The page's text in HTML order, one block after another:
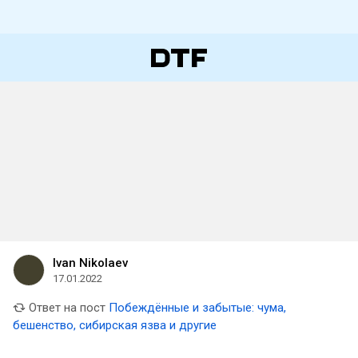
Ivan Nikolaev
17.01.2022
Ответ на пост Побеждённые и забытые: чума,
бешенство, сибирская язва и другие